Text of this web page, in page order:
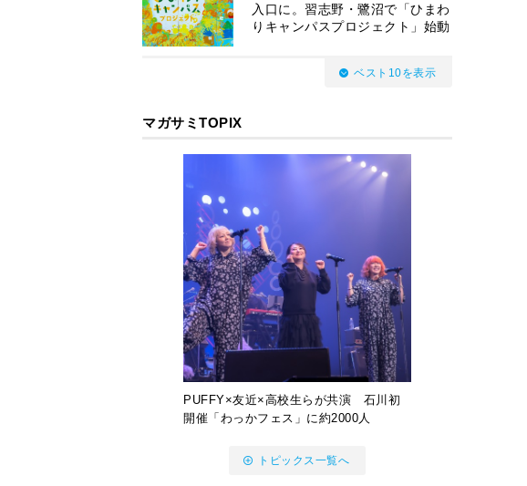
入口に。習志野・鷺沼で「ひまわ
りキャンパスプロジェクト」始動
ベスト10を表示
マガサミTOPIX
PUFFY×友近×高校生らが共演 石川初
開催「わっかフェス」に約2000人
トピックス一覧へ